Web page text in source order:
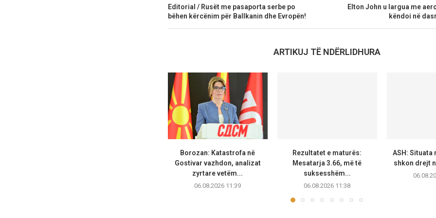
Editorial / Rusët me pasaporta serbe po
bëhen kërcënim për Ballkanin dhe Evropën!
Elton John u largua me
këndoi në
ARTIKUJ TË NDËRLIDHURA
Borozan: Katastrofa në
Gostivar vazhdon, analizat
zyrtare vetëm...
06.08.2026 11:39
Rezultatet e maturës:
Mesatarja 3.66, më të
suksesshëm...
06.08.2026 11:38
ASH: Situata
shkon drejt